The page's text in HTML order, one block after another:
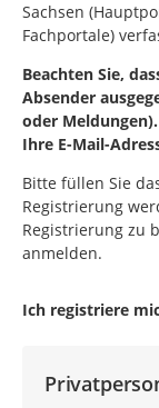
Sachsen
Fachportale)
Beachten Sie,
Absender
oder
Ihre E-Mail-
Bitte füllen Sie
Registrierung
Registrierung zu
anmelden.
Ich registriere